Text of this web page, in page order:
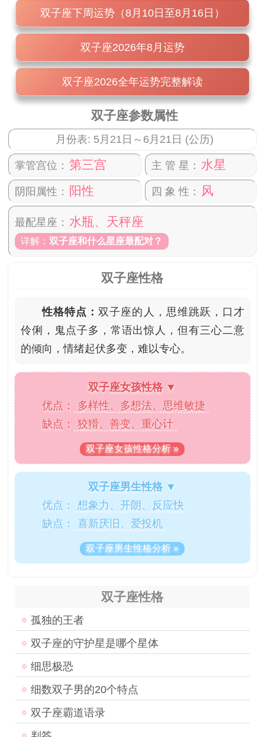
双子座下周运势（8月10日至8月16日）
双子座2026年8月运势
双子座2026全年运势完整解读
双子座参数属性
月份表: 5月21日～6月21日 (公历)
掌管宫位： 第三宫 主 管 星： 水星
阴阳属性： 阳性 四 象 性： 风
最配星座： 水瓶、天秤座
详解： 双子座和什么星座最配对？
双子座性格
性格特点： 双子座的人，思维跳跃，口才
伶俐，鬼点子多，常语出惊人，但有三心二意
的倾向，情绪起伏多变，难以专心。
双子座女孩性格 ▼
优点：
多样性、多想法、思维敏捷
缺点：
狡猾、善变、重心计
双子座女孩性格分析 »
双子座男生性格 ▼
优点：
想象力、开朗、反应快
缺点：
喜新厌旧、爱投机
双子座男生性格分析 »
双子座性格
孤独的王者
双子座的守护星是哪个星体
细思极恐
细数双子男的20个特点
双子座霸道语录